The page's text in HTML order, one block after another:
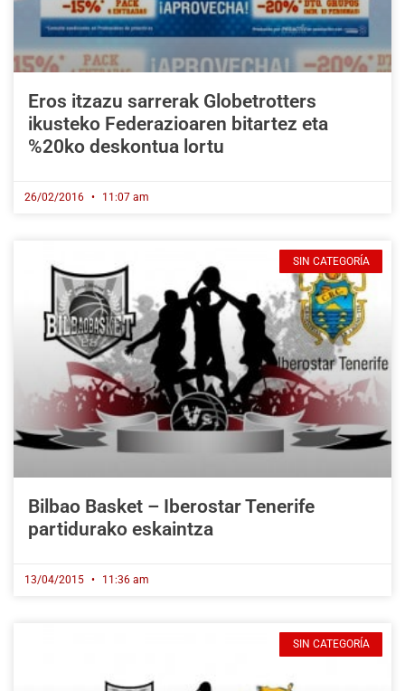
Eros itzazu sarrerak Globetrotters
ikusteko Federazioaren bitartez eta
%20ko deskontua lortu
26/02/2016 11:07 am
SIN CATEGORÍA
Bilbao Basket – Iberostar Tenerife
partidurako eskaintza
13/04/2015 11:36 am
SIN CATEGORÍA